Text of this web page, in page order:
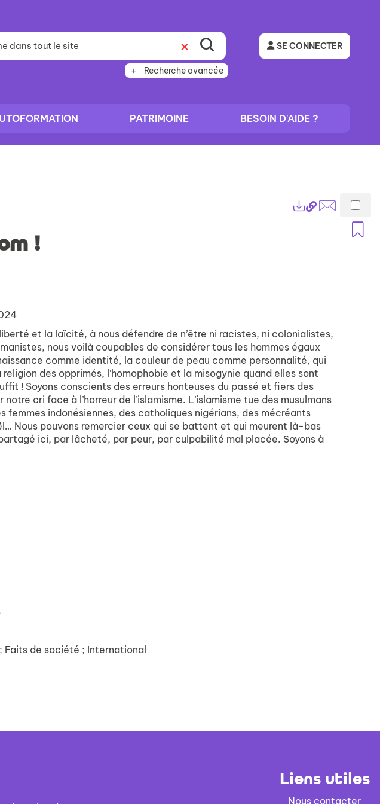
Recherche avancée
SE CONNECTER
PATRIMOINE BESOIN D'AIDE ?
Lien
permanent
(Nouvelle
Envoyer
!
et la laïcité, à nous défendre de n’être ni racistes, ni colonialistes,
nous voilà coupables de considérer tous les hommes égaux
comme identité, la couleur de peau comme personnalité, qui
des opprimés, l’homophobie et la misogynie quand elles sont
! Soyons conscients des erreurs honteuses du passé et fiers des
cri face à l’horreur de l’islamisme. L’islamisme tue des musulmans
femmes indonésiennes, des catholiques nigérians, des mécréants
Nous pouvons remercier ceux qui se battent et qui meurent là-bas
ici, par lâcheté, par peur, par culpabilité mal placée. Soyons à
; Faits de société ; International
Liens utiles
Nous contacter